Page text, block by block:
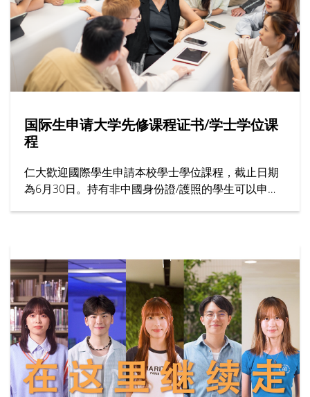
国际生申请大学先修课程证书/学士学位课
程
仁大歡迎國際學生申請本校學士學位課程，截止日期
為6月30日。持有非中國身份證/護照的學生可以申請